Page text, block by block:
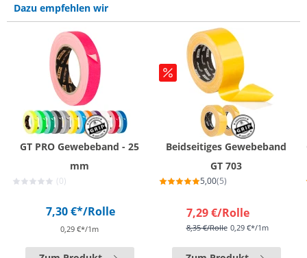
Dazu empfehlen wir
GT PRO Gewebeband - 25
mm
(0)
7,30 €*/Rolle
0,29 €*/1m
Beidseitiges Gewebeband
GT 703
5,00(5)
7,29 €/Rolle
8,35 €/Rolle 0,29 €*/1m